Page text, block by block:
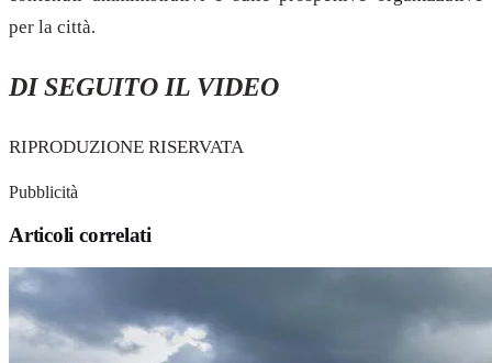
per la città.
DI SEGUITO IL VIDEO
RIPRODUZIONE RISERVATA
Pubblicità
Articoli correlati